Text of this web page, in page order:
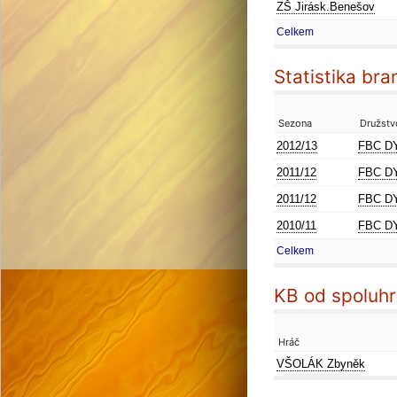
ZŠ Jirásk.Benešov
Celkem
Statistika
Sezona
2012/13
FBC
2011/12
FBC
2011/12
FBC
2010/11
FBC
Celkem
KB od
Hráč
VŠOLÁK Zbyněk